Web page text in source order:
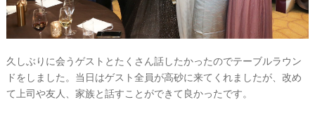
久しぶりに会うゲストとたくさん話したかったのでテーブルラウン
ドをしました。当日はゲスト全員が高砂に来てくれましたが、改め
て上司や友人、家族と話すことができて良かったです。